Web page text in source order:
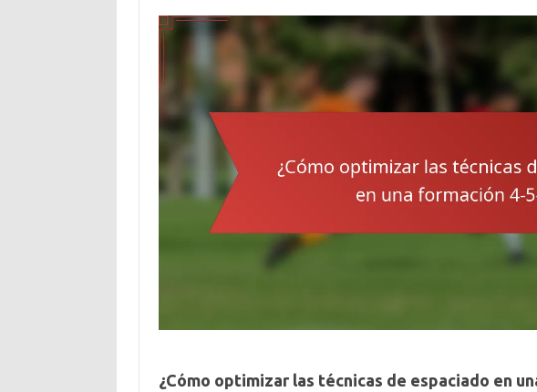
¿Cómo optimizar las técnicas de espaciado en